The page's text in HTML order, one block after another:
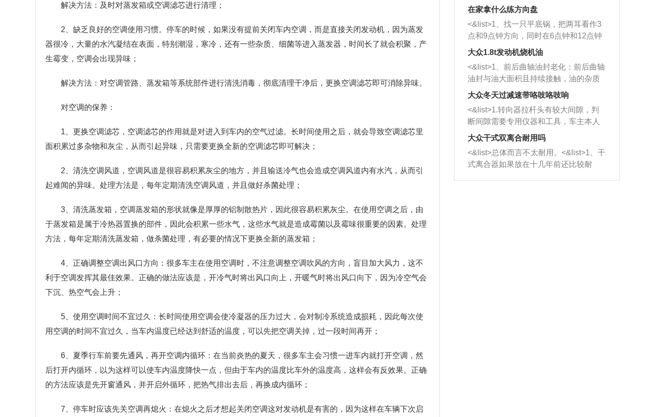
解决方法：及时对蒸发箱或空调滤芯进行清理；
2、缺乏良好的空调使用习惯。停车的时候，如果没有提前关闭车内空调，而是直接关闭发动机，因为蒸发
器很冷，大量的水汽凝结在表面，特别潮湿，寒冷，还有一些杂质、细菌等进入蒸发器，时间长了就会积聚，产
生霉变，空调会出现异味；
解决方法：对空调管路、蒸发箱等系统部件进行清洗消毒，彻底清理干净后，更换空调滤芯即可消除异味。
对空调的保养：
1、更换空调滤芯，空调滤芯的作用就是对进入到车内的空气过滤。长时间使用之后，就会导致空调滤芯里
面积累过多杂物和灰尘，从而引起异味，只需要更换全新的空调滤芯即可解决；
2、清洗空调风道，空调风道是很容易积累灰尘的地方，并且输送冷气也会造成空调风道内有水汽，从而引
起难闻的异味。处理方法是，每年定期清洗空调风道，并且做好杀菌处理；
3、清洗蒸发箱，空调蒸发箱的形状就像是厚厚的铝制散热片，因此很容易积累灰尘。在使用空调之后，由
于蒸发箱是属于冷热器置换的部件，因此会积累一些水气，这些水气就是造成霉菌以及霉味很重要的因素。处理
方法，每年定期清洗蒸发箱，做杀菌处理，有必要的情况下更换全新的蒸发箱；
4、正确调整空调出风口方向：很多车主在使用空调时，不注意调整空调吹风的方向，盲目加大风力，这不
利于空调发挥其最佳效果。正确的做法应该是，开冷气时将出风口向上，开暖气时将出风口向下，因为冷空气会
下沉、热空气会上升；
5、使用空调时间不宜过久：长时间使用空调会使冷凝器的压力过大，会对制冷系统造成损耗，因此每次使
用空调的时间不宜过久，当车内温度已经达到舒适的温度，可以先把空调关掉，过一段时间再开；
6、夏季行车前要先通风，再开空调内循环：在当前炎热的夏天，很多车主会习惯一进车内就打开空调，然
后打开内循环，以为这样可以使车内温度降快一点，但由于车内的温度比车外的温度高，这样会有反效果。正确
的方法应该是先开窗通风，并开启外循环，把热气排出去后，再换成内循环；
7、停车时应该先关空调再熄火：在熄火之后才想起关闭空调这对发动机是有害的，因为这样在车辆下次启
者是细棍，直接将杂物给取出来，如果
堵塞情况比较严重，也可以采取应急措
施。 <&list>2、直接利用木棍将所有的
杂物推到排气管里面的位置处，然后将
三元催化器拆解开，就可以将堵塞的东
西取出来。但如果是因为积碳过多引起
的堵塞，就需要将三元催化器泡在草酸
洗剂对堵塞的情况得到解决，将清洗剂
放在燃油箱中，与燃油混合后，车辆启
动时，就可以和汽油一起进入到燃烧
室，最后形成废气排出，就可以让三元
催化器得到清洗，排气管堵塞的情况就
能够得到解决。
在家拿什么练方向盘
<&list>1、找一只平底锅，把两耳看作3
点和9点钟方向，同时在6点钟和12点钟
方向做一个标记。 <&list>2、双手握住
一圈半的练习，往右同样也要打相同的
圈数。 <&list>3、最后强调要反复练
习，这样就可以形成肌肉记忆，在真实
驾驶车辆时，不需要记忆也能打好方
向。
大众1.8t发动机烧机油
<&list>1、前后曲轴油封老化：前后曲轴
油封与油大面积且持续接触，油的杂质
和发动机内持续温度变化使其密封效果
逐渐减弱，导致渗油或漏油。<&list>2、
活塞间隙过大：积碳会使活塞环与缸体
的间隙扩大，导致机油流入燃烧室中，
造成烧机油。<&list>3、机油粘度。使用
机油粘度过小的话，同样会有烧机油现
象，机油粘度过小具有很好的流动性，
大众冬天过减速带咯吱咯吱响
<&list>1.转向器拉杆头有较大间隙，判
断间隙需要专用仪器和工具，车主本人
无法制作，需要将车辆送到修理厂或4s
店；<&list>2.车辆半轴套管防尘罩破
裂，破裂后会出现漏油现象，使半轴磨
损严重，磨损的半轴容易损坏，产生异
响；<&list>3.稳定器的转向胶套和球头
大众干式双离合耐用吗
<&list>总体而言不太耐用。<&list>1、干
式离合器如果放在十几年前还比较耐